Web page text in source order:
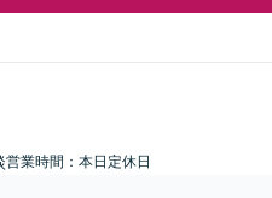
営業時間：本日定休日